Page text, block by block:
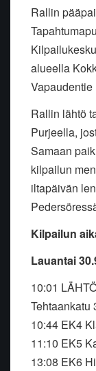
Rallin
alueella
Rallin lähtö
Purjeella,
Samaan
kilpailun
iltapäivän
Kilpailun
Lauantai
10:01
Tehtaankatu
10:44 EK4
11:10 EK5
13:08 EK6